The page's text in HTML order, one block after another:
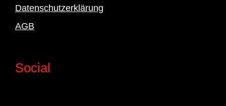
Datenschutzerklärung
AGB
Social